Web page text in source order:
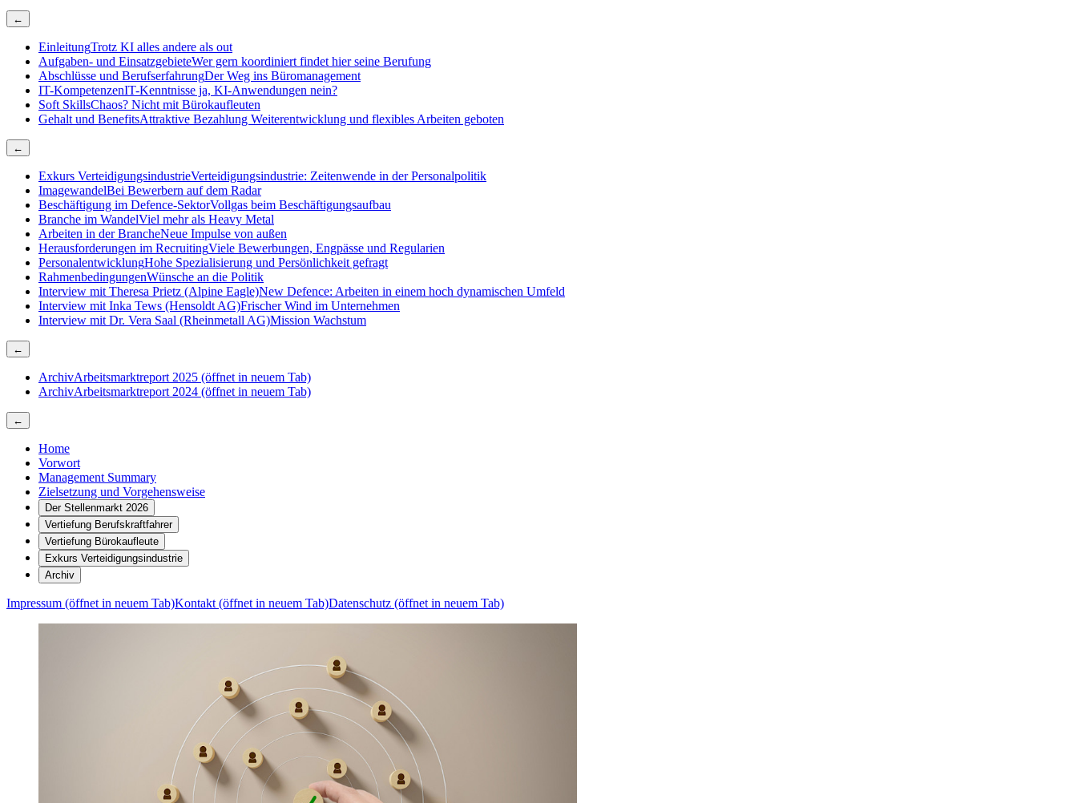
←
EinleitungTrotz KI alles andere als out
Aufgaben- und EinsatzgebieteWer gern koordiniert findet hier seine Berufung
Abschlüsse und BerufserfahrungDer Weg ins Büromanagement
IT-KompetenzenIT-Kenntnisse ja, KI-Anwendungen nein?
Soft SkillsChaos? Nicht mit Bürokaufleuten
Gehalt und BenefitsAttraktive Bezahlung Weiterentwicklung und flexibles Arbeiten geboten
←
Exkurs VerteidigungsindustrieVerteidigungsindustrie: Zeitenwende in der Personalpolitik
ImagewandelBei Bewerbern auf dem Radar
Beschäftigung im Defence-SektorVollgas beim Beschäftigungsaufbau
Branche im WandelViel mehr als Heavy Metal
Arbeiten in der BrancheNeue Impulse von außen
Herausforderungen im RecruitingViele Bewerbungen, Engpässe und Regularien
PersonalentwicklungHohe Spezialisierung und Persönlichkeit gefragt
RahmenbedingungenWünsche an die Politik
Interview mit Theresa Prietz (Alpine Eagle)New Defence: Arbeiten in einem hoch dynamischen Umfeld
Interview mit Inka Tews (Hensoldt AG)Frischer Wind im Unternehmen
Interview mit Dr. Vera Saal (Rheinmetall AG)Mission Wachstum
←
ArchivArbeitsmarktreport 2025 (öffnet in neuem Tab)
ArchivArbeitsmarktreport 2024 (öffnet in neuem Tab)
←
Home
Vorwort
Management Summary
Zielsetzung und Vorgehensweise
Der Stellenmarkt 2026
Vertiefung Berufskraftfahrer
Vertiefung Bürokaufleute
Exkurs Verteidigungsindustrie
Archiv
Impressum (öffnet in neuem Tab)Kontakt (öffnet in neuem Tab)Datenschutz (öffnet in neuem Tab)